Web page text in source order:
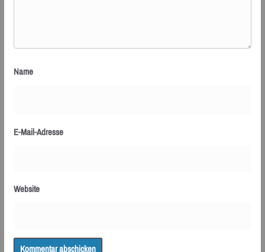
Name
E-Mail-Adresse
Website